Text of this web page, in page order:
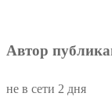
Автор
не в сети 2 дня